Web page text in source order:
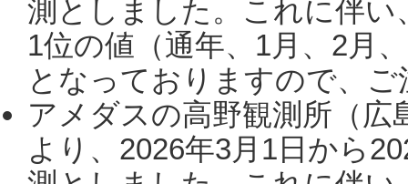
測としました。これに伴い
1位の値（通年、1月、2月
となっておりますので、
アメダスの高野観測所（
より、2026年3月1日から